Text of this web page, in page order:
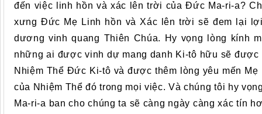
đến việc linh hồn và xác lên trời của Đức Ma-ri-a?
xưng Đức Mẹ Linh hồn và Xác lên trời sẽ đem lại
dương vinh quang Thiên Chúa. Hy vọng lòng kính
những ai được vinh dự mang danh Ki-tô hữu sẽ
Nhiệm Thể Đức Ki-tô và được thêm lòng yêu mến
của Nhiệm Thể đó trong mọi việc. Và chúng tôi hy
Ma-ri-a ban cho chúng ta sẽ càng ngày càng xác tín